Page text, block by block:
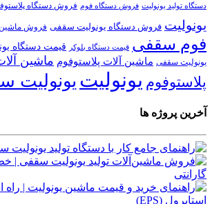
دستگاه تولید یونولیت فروش دستگاه فوم فروش دستگاه
یونولیت فروش دستگاه یونولیت سقفی فروش ماشین
فوم سقفی قیمت دستگاه بلوکر قیمت دستگاه
یونولیت سقفی ماشین آلات پلاستوفوم ماشین
پلاستوفوم یونولیت یونولیت
آخرین پروژه ها